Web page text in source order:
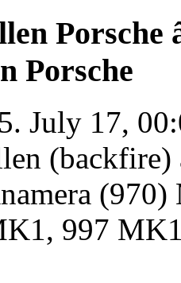
Porsche
Porsche
July 17,
997